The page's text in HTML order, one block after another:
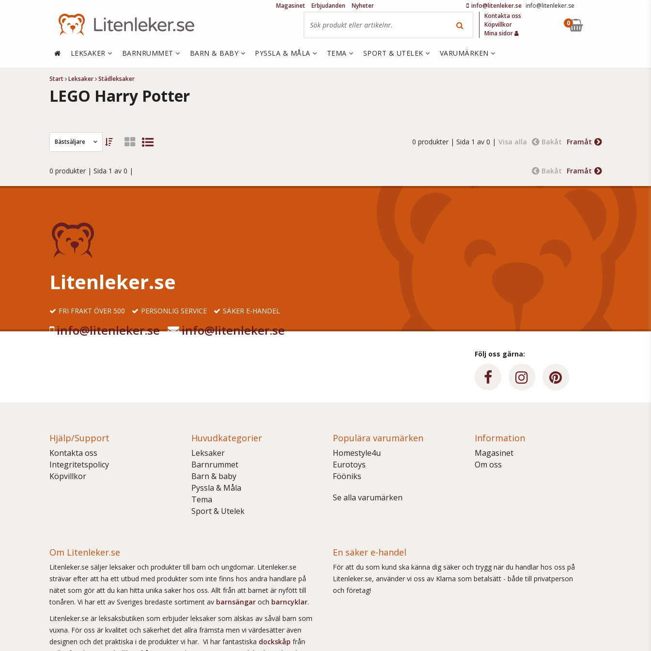
Start Leksaker Städleksaker
LEGO Harry Potter
Bästsäljare Framåt
Bakåt
Visa alla
0 produkter | Sida 1 av 0 |
0 produkter | Sida 1 av 0 | Framåt
Bakåt
Litenleker.se
FRI FRAKT ÖVER 500 PERSONLIG SERVICE SÄKER E-HANDEL
info@litenleker.se info@litenleker.se
Följ oss gärna:
Hjälp/Support
Kontakta oss
Integritetspolicy
Köpvillkor
Huvudkategorier
Leksaker
Barnrummet
Barn & baby
Pyssla & Måla
Tema
Sport & Utelek
Populära varumärken
Homestyle4u
Eurotoys
Fööniks
Se alla varumärken
Information
Magasinet
Om oss
Om Litenleker.se
Litenleker.se säljer leksaker och produkter till barn och ungdomar. Litenleker.se
strävar efter att ha ett utbud med produkter som inte finns hos andra handlare på
nätet som gör att du kan hitta unika saker hos oss. Allt från att barnet är nyfött till
tonåren. Vi har ett av Sveriges bredaste sortiment av barnsängar och barncyklar.
Litenleker.se är leksaksbutiken som erbjuder leksaker som älskas av såväl barn som
vuxna. För oss är kvalitet och säkerhet det allra främsta men vi värdesätter även
designen och det praktiska i de produkter vi har. Vi har fantastiska dockskåp från
En säker e-handel
För att du som kund ska känna dig säker och trygg när du handlar hos oss på
Litenleker.se, använder vi oss av Klarna som betalsätt - både till privatperson
och företag!
info@litenleker.se info@litenleker.se
Magasinet Erbjudanden
Nyheter
Kontakta oss
Köpvillkor
Mina sidor
0
LEKSAKER BARNRUMMET BARN & BABY PYSSLA & MÅLA TEMA SPORT & UTELEK VARUMÄRKEN